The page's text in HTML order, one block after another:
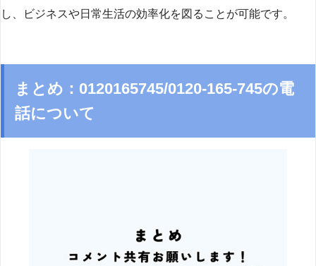
し、ビジネスや日常生活の効率化を図ることが可能です。
まとめ：0120165745/0120-165-745の電
話について